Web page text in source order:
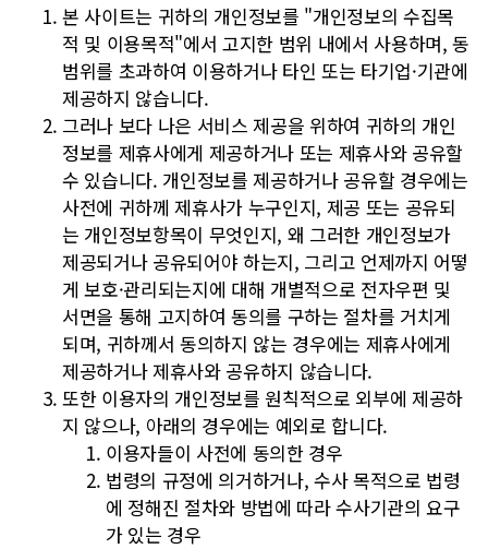
본 사이트는 귀하의 개인정보를 "개인정보의 수집목
적 및 이용목적"에서 고지한 범위 내에서 사용하며, 동
범위를 초과하여 이용하거나 타인 또는 타기업·기관에
제공하지 않습니다.
그러나 보다 나은 서비스 제공을 위하여 귀하의 개인
정보를 제휴사에게 제공하거나 또는 제휴사와 공유할
수 있습니다. 개인정보를 제공하거나 공유할 경우에는
사전에 귀하께 제휴사가 누구인지, 제공 또는 공유되
는 개인정보항목이 무엇인지, 왜 그러한 개인정보가
제공되거나 공유되어야 하는지, 그리고 언제까지 어떻
게 보호·관리되는지에 대해 개별적으로 전자우편 및
서면을 통해 고지하여 동의를 구하는 절차를 거치게
되며, 귀하께서 동의하지 않는 경우에는 제휴사에게
제공하거나 제휴사와 공유하지 않습니다.
또한 이용자의 개인정보를 원칙적으로 외부에 제공하
지 않으나, 아래의 경우에는 예외로 합니다.
이용자들이 사전에 동의한 경우
법령의 규정에 의거하거나, 수사 목적으로 법령
에 정해진 절차와 방법에 따라 수사기관의 요구
가 있는 경우